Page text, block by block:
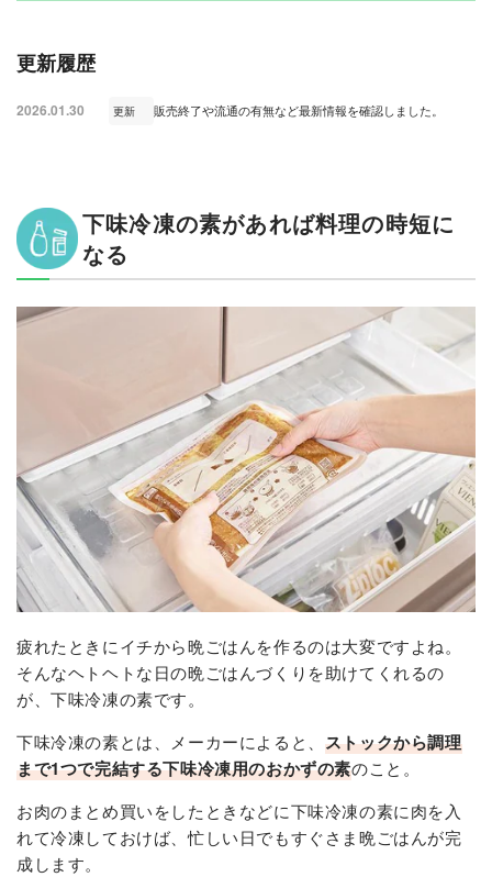
更新履歴
2026.01.30 更新 販売終了や流通の有無など最新情報を確認しました。
下味冷凍の素があれば料理の時短に
なる
疲れたときにイチから晩ごはんを作るのは大変ですよね。
そんなヘトヘトな日の晩ごはんづくりを助けてくれるの
が、下味冷凍の素です。
下味冷凍の素とは、メーカーによると、 ストックから調理
まで1つで完結する下味冷凍用のおかずの素のこと。
お肉のまとめ買いをしたときなどに下味冷凍の素に肉を入
れて冷凍しておけば、忙しい日でもすぐさま晩ごはんが完
成します。